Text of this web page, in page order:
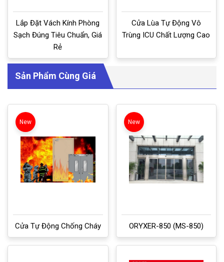
Lắp Đặt Vách Kính Phòng
Sạch Đúng Tiêu Chuẩn, Giá
Rẻ
Cửa Lùa Tự Động Vô
Trùng ICU Chất Lượng Cao
Sản Phẩm Cùng Giá
New
Cửa Tự Động Chống Cháy
New
ORYXER-850 (MS-850)